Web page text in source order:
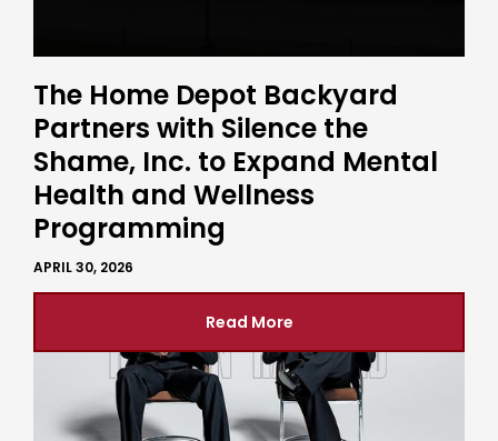
The Home Depot Backyard
Partners with Silence the
Shame, Inc. to Expand Mental
Health and Wellness
Programming
APRIL 30, 2026
Read More